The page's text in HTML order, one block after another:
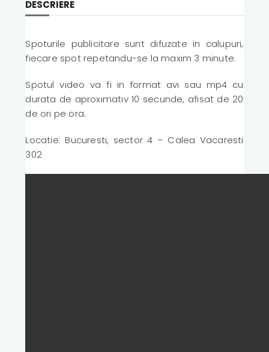
DESCRIERE
Spoturile publicitare sunt difuzate in calupuri,
fiecare spot repetandu-se la maxim 3 minute.
Spotul video va fi in format avi sau mp4 cu
durata de aproximativ 10 secunde, afisat de 20
de ori pe ora.
Locatie: Bucuresti, sector 4 – Calea Vacaresti
302